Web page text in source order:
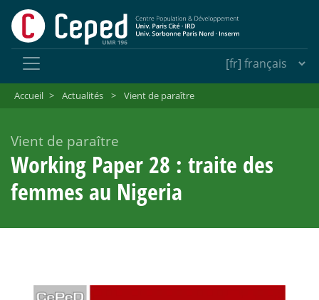
Accueil > Actualités > Vient de paraître
Vient de paraître
Working Paper 28 : traite des
femmes au Nigeria